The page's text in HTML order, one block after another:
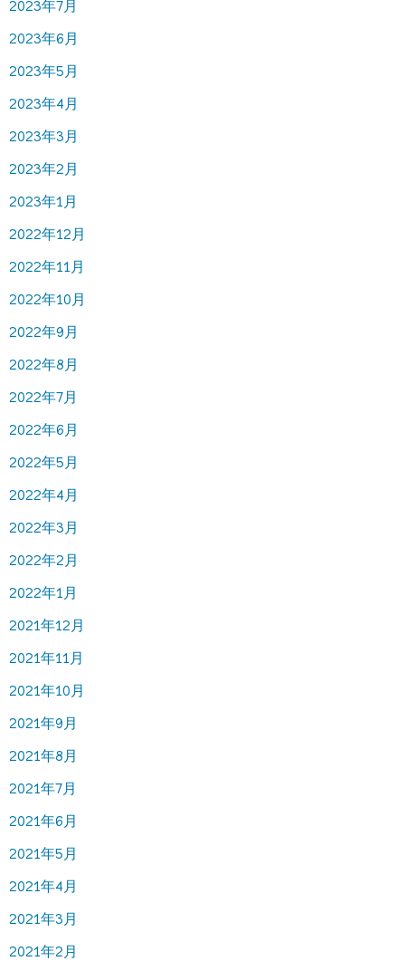
2023年7月
2023年6月
2023年5月
2023年4月
2023年3月
2023年2月
2023年1月
2022年12月
2022年11月
2022年10月
2022年9月
2022年8月
2022年7月
2022年6月
2022年5月
2022年4月
2022年3月
2022年2月
2022年1月
2021年12月
2021年11月
2021年10月
2021年9月
2021年8月
2021年7月
2021年6月
2021年5月
2021年4月
2021年3月
2021年2月